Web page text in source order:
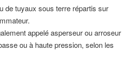
de tuyaux sous terre répartis sur
appelé asperseur ou arroseur
ou à haute pression, selon les